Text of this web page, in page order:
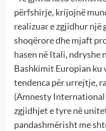
përfshirje, krijojnë
realizuar e zgjidhur një
shoqërore dhe mjaft
hasen në Itali, ndryshe
Bashkimit Europian ku
tendenca për urrejtje,
(Amnesty
zgjidhjet e tyre në
pandashmërisht me